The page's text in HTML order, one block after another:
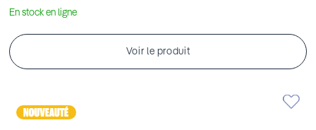
En stock en ligne
Voir le produit